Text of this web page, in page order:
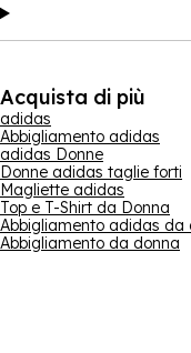
Acquista di più
adidas
Abbigliamento adidas
adidas Donne
Donne adidas taglie forti
Magliette adidas
Top e T-Shirt da Donna
Abbigliamento adidas da
Abbigliamento da donna